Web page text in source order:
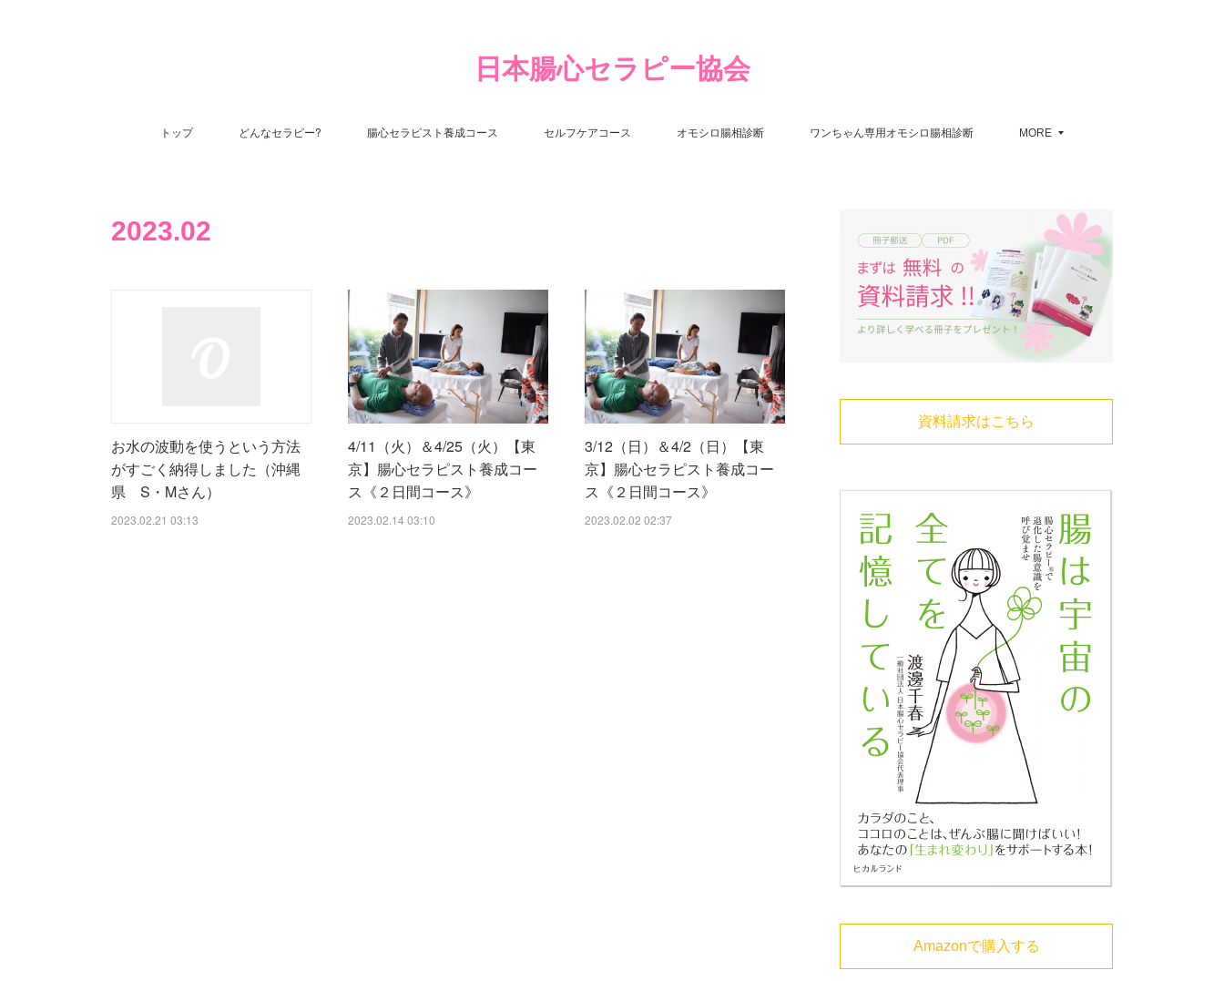
日本腸心セラピー協会
トップ どんなセラピー? 腸心セラピスト養成コース セルフケアコース オモシロ腸相診断 ワンちゃん専用オモシロ腸相診断 MORE
2023.02
お水の波動を使うという方法
がすごく納得しました（沖縄
県 S・Mさん）
2023.02.21 03:13
4/11（火）＆4/25（火）【東
京】腸心セラピスト養成コー
ス《２日間コース》
2023.02.14 03:10
3/12（日）＆4/2（日）【東
京】腸心セラピスト養成コー
ス《２日間コース》
2023.02.02 02:37
資料請求はこちら
Amazonで購入する